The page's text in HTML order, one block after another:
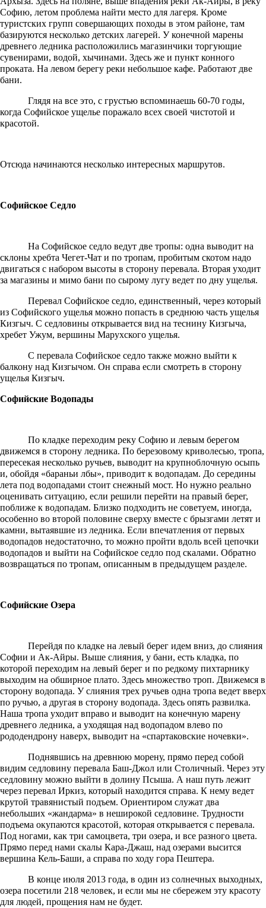
Софию, летом проблема найти место для лагеря. Кроме
туристских групп совершающих походы в этом районе, там
базируются несколько детских лагерей. У конечной марены
древнего ледника расположились магазинчики торгующие
сувенирами, водой, хычинами. Здесь же и пункт конного
проката. На левом берегу реки небольшое кафе. Работают две
бани.
Глядя на все это, с грустью вспоминаешь 60-70 годы,
когда Софийское ущелье поражало всех своей чистотой и
красотой.
Отсюда начинаются несколько интересных маршрутов.
Софийское Седло
На Софийское седло ведут две тропы: одна выводит на
склоны хребта Чегет-Чат и по тропам, пробитым скотом надо
двигаться с набором высоты в сторону перевала. Вторая уходит
за магазины и мимо бани по сырому лугу ведет по дну ущелья.
Перевал Софийское седло, единственный, через который
из Софийского ущелья можно попасть в среднюю часть ущелья
Кизгыч. С седловины открывается вид на теснину Кизгыча,
хребет Ужум, вершины Марухского ущелья.
С перевала Софийское седло также можно выйти к
балкону над Кизгычом. Он справа если смотреть в сторону
ущелья Кизгыч.
Софийские Водопады
По кладке переходим реку Софию и левым берегом
движемся в сторону ледника. По березовому криволесью, тропа,
пересекая несколько ручьев, выводит на крупноблочную осыпь
и, обойдя «бараньи лбы», приводит к водопадам. До середины
лета под водопадами стоит снежный мост. Но нужно реально
оценивать ситуацию, если решили перейти на правый берег,
поближе к водопадам. Близко подходить не советуем, иногда,
особенно во второй половине сверху вместе с брызгами летят и
камни, вытаявшие из ледника. Если впечатления от первых
водопадов недостаточно, то можно пройти вдоль всей цепочки
водопадов и выйти на Софийское седло под скалами. Обратно
возвращаться по тропам, описанным в предыдущем разделе.
Софийские Озера
Перейдя по кладке на левый берег идем вниз, до слияния
Софии и Ак-Айры. Выше слияния, у бани, есть кладка, по
которой переходим на левый берег и по редкому пихтарнику
выходим на обширное плато. Здесь множество троп. Движемся в
сторону водопада. У слияния трех ручьев одна тропа ведет вверх
по ручью, а другая в сторону водопада. Здесь опять развилка.
Наша тропа уходит вправо и выводит на конечную марену
древнего ледника, а уходящая над водопадом влево по
рододендрону наверх, выводит на «спартаковские ночевки».
Поднявшись на древнюю морену, прямо перед собой
видим седловину перевала Баш-Джол или Столичный. Через эту
седловину можно выйти в долину Псыша. А наш путь лежит
через перевал Иркиз, который находится справа. К нему ведет
крутой травянистый подъем. Ориентиром служат два
небольших «жандарма» в неширокой седловине. Трудности
подъема окупаются красотой, которая открывается с перевала.
Под ногами, как три самоцвета, три озера, и все разного цвета.
Прямо перед нами скалы Кара-Джаш, над озерами высится
вершина Кель-Баши, а справа по ходу гора Пештера.
В конце июля 2013 года, в один из солнечных выходных,
озера посетили 218 человек, и если мы не сбережем эту красоту
для людей, прощения нам не будет.